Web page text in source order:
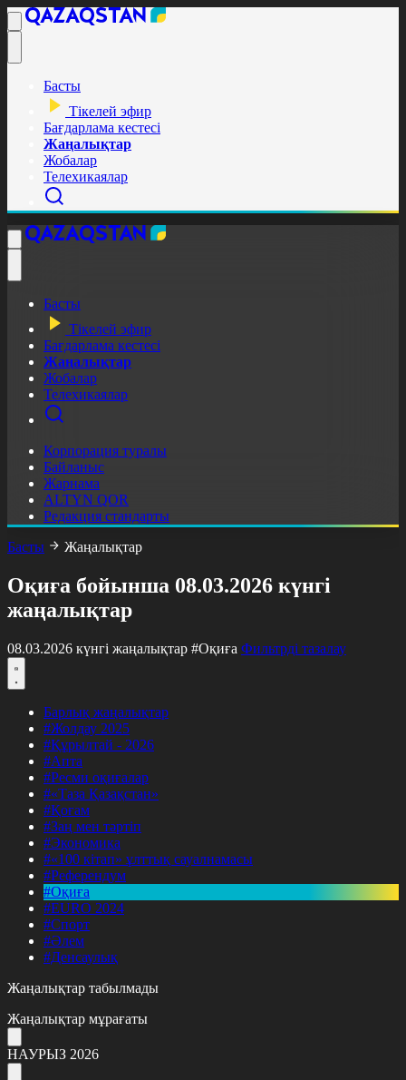
Басты
Тікелей эфир
Бағдарлама кестесі
Жаңалықтар
Жобалар
Телехикаялар
Басты
Тікелей эфир
Бағдарлама кестесі
Жаңалықтар
Жобалар
Телехикаялар
Корпорация туралы
Байланыс
Жарнама
ALTYN QOR
Редакция стандарты
Басты
Жаңалықтар
Оқиға бойынша 08.03.2026 күнгі
жаңалықтар
08.03.2026 күнгі жаңалықтар #Оқиға Фильтрді тазалау
Барлық жаңалықтар
#Жолдау 2025
#Құрылтай - 2026
#Апта
#Ресми оқиғалар
#«Таза Қазақстан»
#Қоғам
#Заң мен тәртіп
#Экономика
#«100 кітап» ұлттық сауалнамасы
#Референдум
#Оқиға
#EURO 2024
#Спорт
#Әлем
#Денсаулық
Жаңалықтар табылмады
Жаңалықтар мұрағаты
НАУРЫЗ 2026